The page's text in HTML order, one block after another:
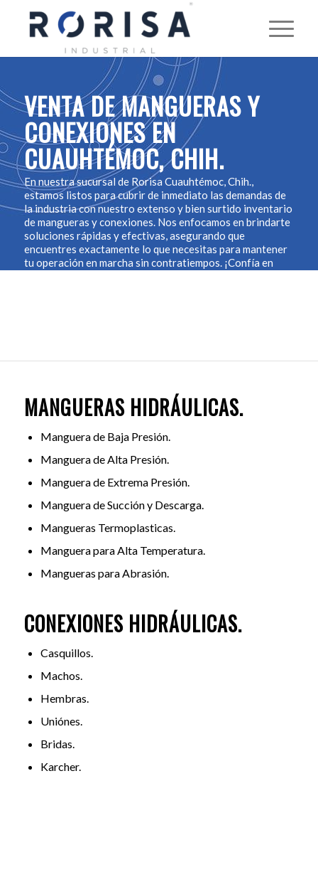
VENTA DE MANGUERAS Y
CONEXIONES EN
CUAUHTÉMOC, CHIH.
En nuestra sucursal de Rorisa Cuauhtémoc, Chih.,
estamos listos para cubrir de inmediato las demandas de
la industria con nuestro extenso y bien surtido inventario
de mangueras y conexiones. Nos enfocamos en brindarte
soluciones rápidas y efectivas, asegurando que
encuentres exactamente lo que necesitas para mantener
tu operación en marcha sin contratiempos. ¡Confía en
MANGUERAS HIDRÁULICAS.
Manguera de Baja Presión.
Manguera de Alta Presión.
Manguera de Extrema Presión.
Manguera de Succión y Descarga.
Mangueras Termoplasticas.
Manguera para Alta Temperatura.
Mangueras para Abrasión.
CONEXIONES HIDRÁULICAS.
Casquillos.
Machos.
Hembras.
Uniónes.
Bridas.
Karcher.